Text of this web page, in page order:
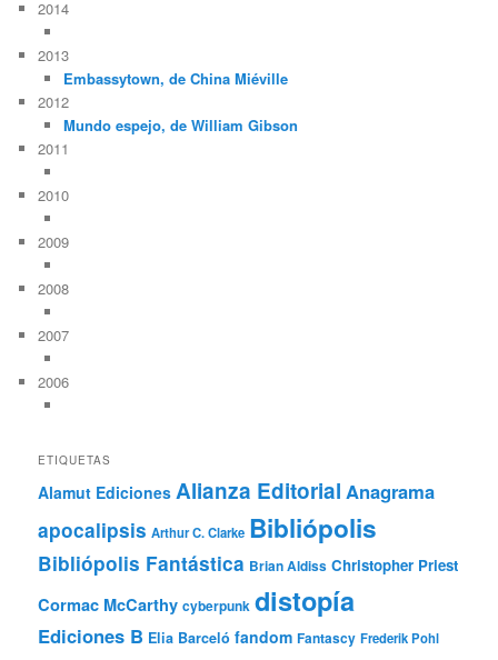
2014
2013
Embassytown, de China Miéville
2012
Mundo espejo, de William Gibson
2011
2010
2009
2008
2007
2006
ETIQUETAS
Alamut Ediciones Alianza Editorial Anagrama
apocalipsis Arthur C. Clarke Bibliópolis
Bibliópolis Fantástica Brian Aldiss Christopher Priest
Cormac McCarthy cyberpunk distopía
Ediciones B Elia Barceló fandom Fantascy Frederik Pohl